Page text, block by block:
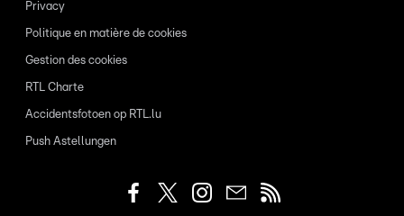
Privacy
Politique en matière de cookies
Gestion des cookies
RTL Charte
Accidentsfotoen op RTL.lu
Push Astellungen